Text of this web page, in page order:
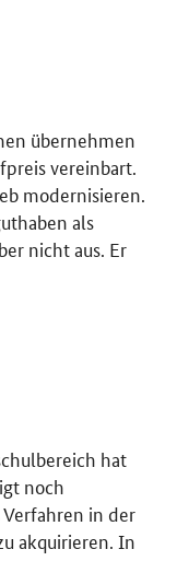
übernehmen
vereinbart.
modernisieren.
als
nicht aus. Er
hat
noch
in der
akquirieren. In